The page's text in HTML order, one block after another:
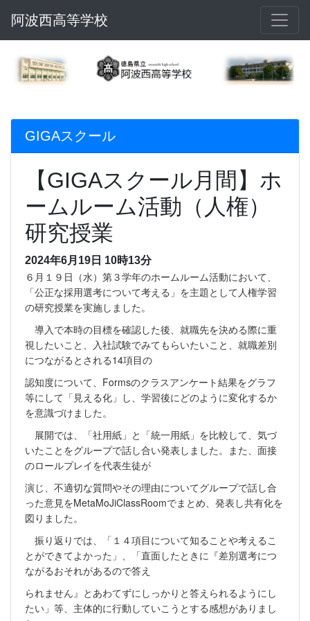
阿波西高等学校
GIGAスクール
【GIGAスクール月間】ホ
ームルーム活動（人権）
研究授業
2024年6月19日 10時13分
６月１９日（水）第３学年のホームルーム活動において、
「公正な採用選考について考える」を主題として人権学習
の研究授業を実施しました。
導入で本時の目標を確認した後、就職先を決める際に重
視したいこと、入社試験でみてもらいたいこと、就職差別
につながるとされる14項目の
認知度について、Formsのクラスアンケート結果をグラフ
等にして「見える化」し、学習後にどのように変化するか
を意識づけました。
展開では、「社用紙」と「統一用紙」を比較して、気づ
いたことをグループで話し合い発表しました。また、面接
のロールプレイを代表生徒が
演じ、不適切な質問やその理由についてグループで話し合
った意見をMetaMoJiClassRoomでまとめ、発表し共有化を
図りました。
振り返りでは、「１４項目について知ることや考えるこ
とができてよかった」、「直面したときに『差別選考につ
ながるおそれがあるので答え
られません』とあわてずにしっかりと答えられるようにし
たい」等、主体的に行動していこうとする感想がありまし